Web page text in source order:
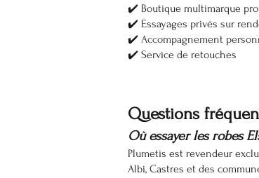
✔️ Boutique multimarque
✔️ Essayages privés sur
✔️ Accompagnement
✔️ Service de retouches
Questions
Où essayer les robes
Plumetis est revendeur
Albi, Castres et des